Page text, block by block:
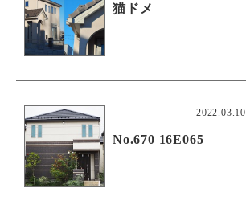
猫ドメ
2022.03.10
No.670 16E065